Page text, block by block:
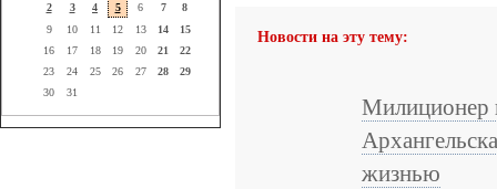
2
3 4 5 6 7
8
9
10 11 12 13 14
15
16
17 18 19 20 21
22
23
24 25 26 27 28
29
30
31
Новости на эту тему:
Милиционер
жизнью